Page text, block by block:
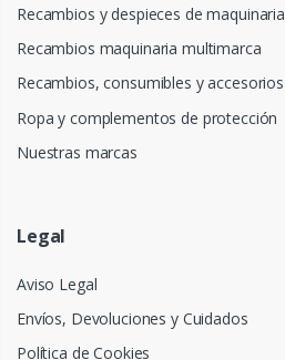
Recambios y despieces de maquinaria
Recambios maquinaria multimarca
Recambios, consumibles y accesorios
Ropa y complementos de protección
Nuestras marcas
Legal
Aviso Legal
Envíos, Devoluciones y Cuidados
Política de Cookies